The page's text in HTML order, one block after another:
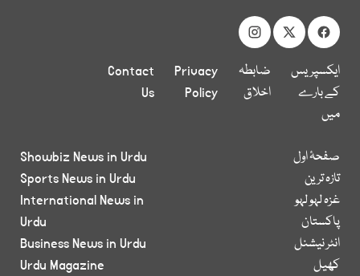
ایکسپریس
کے بارے
میں
ضابطہ
اخلاق
Privacy
Policy
Contact
Us
صفحۂ اول
تازہ ترین
غزہ لہو لہو
پاکستان
انٹر نیشنل
کھیل
Showbiz News in Urdu
Sports News in Urdu
International News in
Urdu
Business News in Urdu
Urdu Magazine